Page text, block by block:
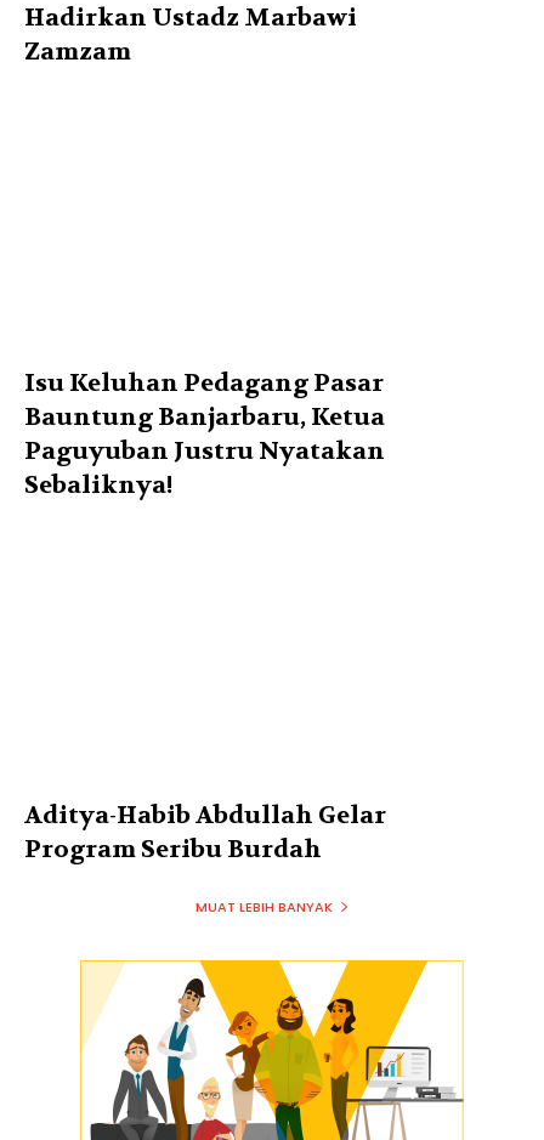
Hadirkan Ustadz Marbawi
Zamzam
Isu Keluhan Pedagang Pasar
Bauntung Banjarbaru, Ketua
Paguyuban Justru Nyatakan
Sebaliknya!
Aditya-Habib Abdullah Gelar
Program Seribu Burdah
MUAT LEBIH BANYAK